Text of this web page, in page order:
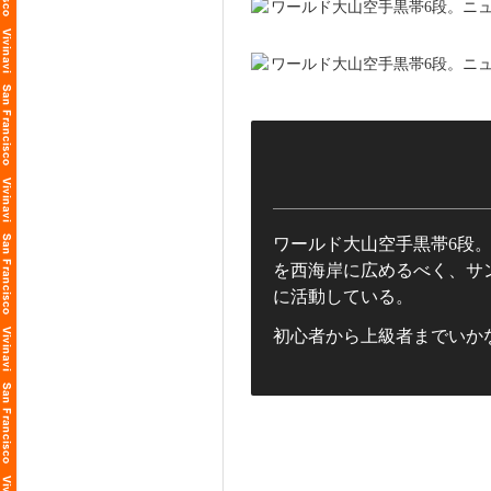
ワールド大山空手黒帯6段
を西海岸に広めるべく、
に活動している。
初心者から上級者までい